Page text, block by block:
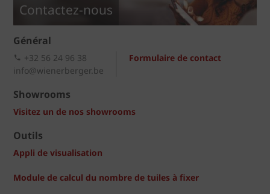
Contactez-nous
Général
Formulaire de contact
+32 56 24 96 38
info@wienerberger.be
Showrooms
Visitez un de nos showrooms
Outils
Appli de visualisation
Module de calcul du nombre de tuiles à fixer